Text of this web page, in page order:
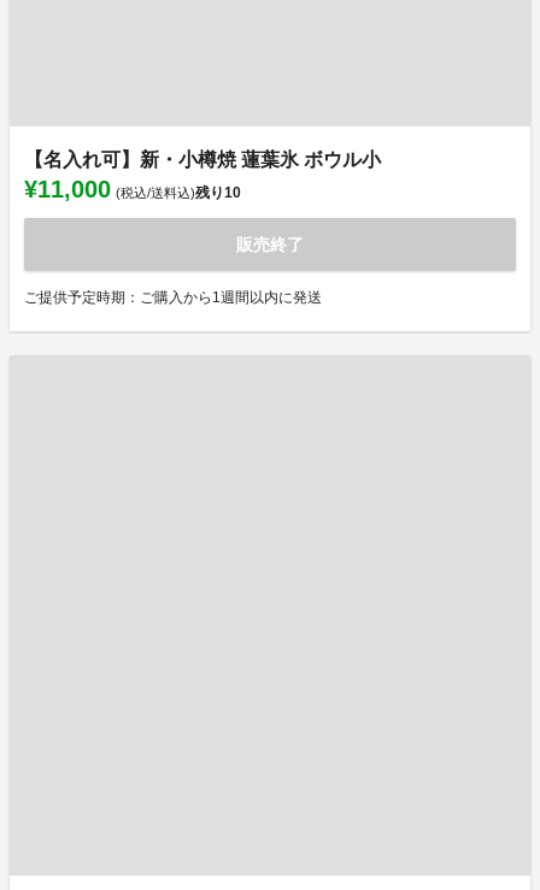
【名入れ可】新・小樽焼 蓮葉氷 ボウル小
¥11,000 (税込/送料込)残り10
販売終了
ご提供予定時期：ご購入から1週間以内に発送